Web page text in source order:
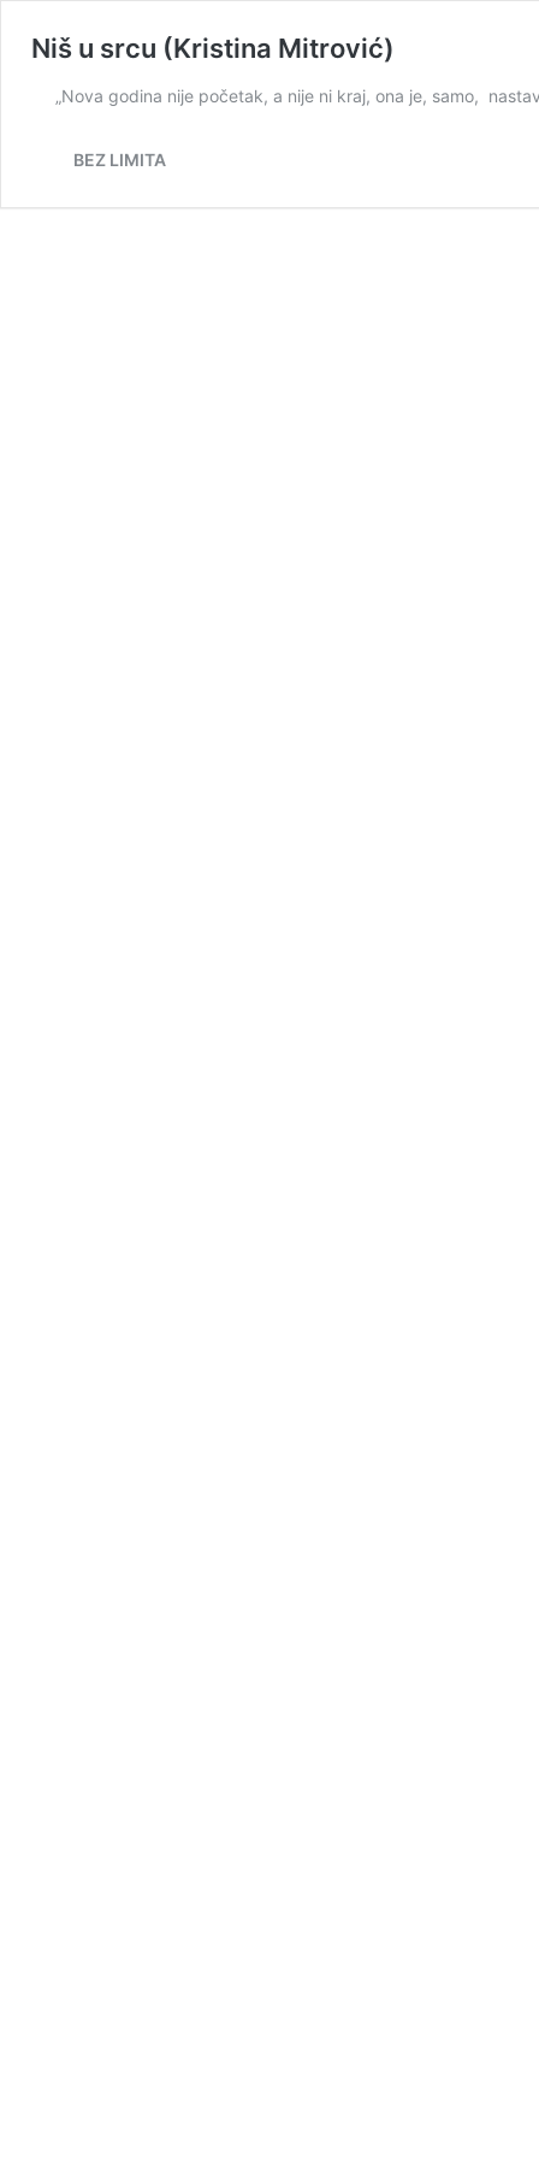
Niš u srcu (Kristina Mitrović)
„Nova godina nije početak, a nije ni kraj, ona je, samo,
BEZ LIMITA